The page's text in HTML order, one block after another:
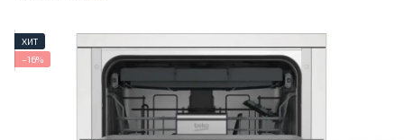
ХИТ
−16%